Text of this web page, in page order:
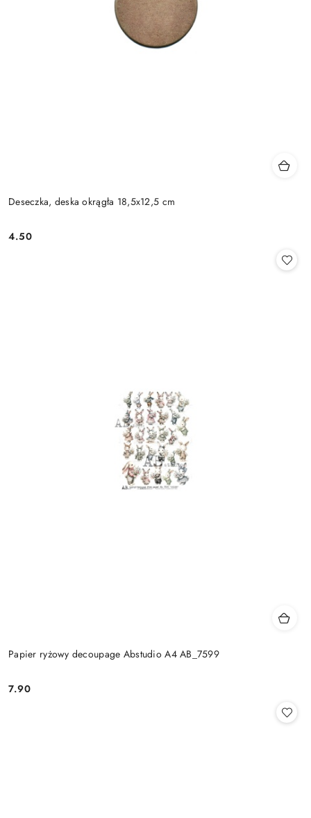
Deseczka, deska okrągła 18,5x12,5 cm
Cena:
4.50
Papier ryżowy decoupage Abstudio A4 AB_7599
Cena:
7.90